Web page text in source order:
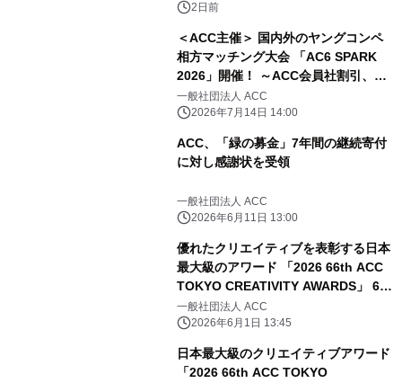
集！2日前
＜ACC主催＞ 国内外のヤングコンペ
相方マッチング大会 「AC6 SPARK
2026」開催！ ～ACC会員社割引、先
着割引あり！8/4(火)、8/7(金)の2日間
～
一般社団法人 ACC
2026年7月14日 14:00
ACC、「緑の募金」7年間の継続寄付
に対し感謝状を受領
一般社団法人 ACC
2026年6月11日 13:00
優れたクリエイティブを表彰する日本
最大級のアワード 「2026 66th ACC
TOKYO CREATIVITY AWARDS」 6月
1日(月)よりエントリー受付開始！
一般社団法人 ACC
2026年6月1日 13:45
日本最大級のクリエイティブアワード
「2026 66th ACC TOKYO